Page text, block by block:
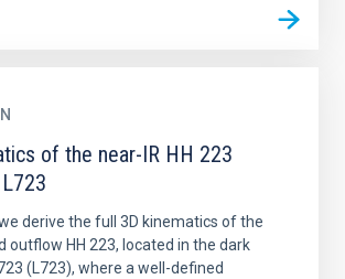
of the near-IR HH 223
derive the full 3D kinematics of the
outflow HH 223, located in the dark
(L723), where a well-defined